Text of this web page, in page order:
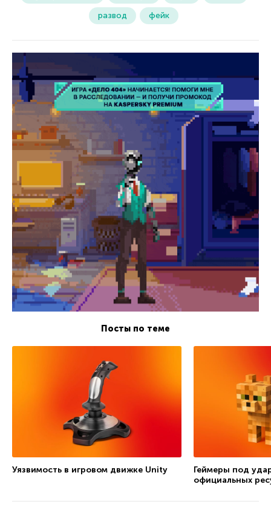
развод
фейк
Посты по теме
Уязвимость в игровом движке Unity
Геймеры под
официальных